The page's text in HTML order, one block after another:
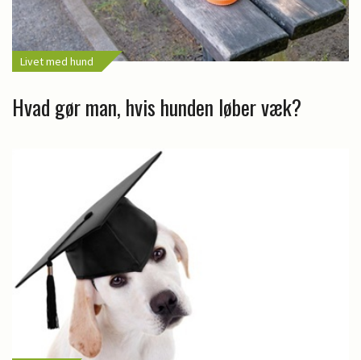
Livet med hund
Hvad gør man, hvis hunden løber væk?